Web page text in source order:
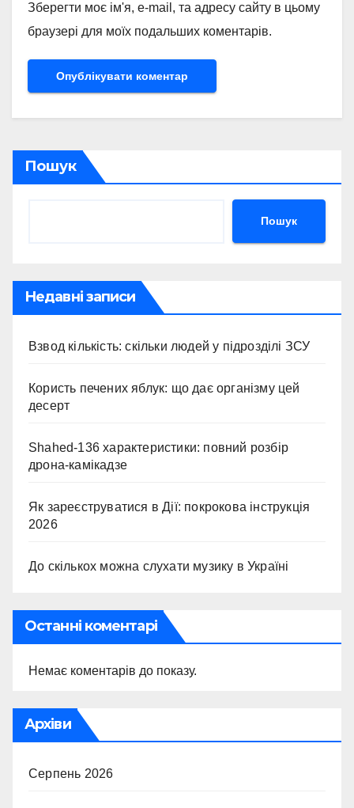
Зберегти моє ім'я, e-mail, та адресу сайту в цьому
браузері для моїх подальших коментарів.
Пошук
Пошук
Недавні записи
Взвод кількість: скільки людей у підрозділі ЗСУ
Користь печених яблук: що дає організму цей
десерт
Shahed-136 характеристики: повний розбір
дрона-камікадзе
Як зареєструватися в Дії: покрокова інструкція
2026
До скількох можна слухати музику в Україні
Останні коментарі
Немає коментарів до показу.
Архіви
Серпень 2026